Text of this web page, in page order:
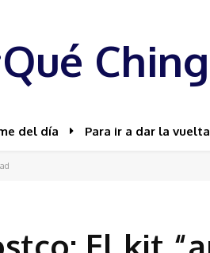
del día Para ir a dar la vuelta
El kit